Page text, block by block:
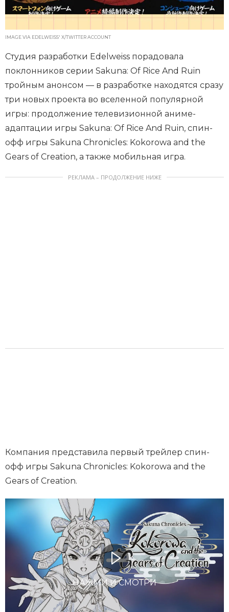
IMAGE VIA EDELWEISS' X/TWITTER ACCOUNT
Студия разработки Edelweiss порадовала
поклонников серии Sakuna: Of Rice And Ruin
тройным анонсом — в разработке находятся сразу
три новых проекта во вселенной популярной
игры: продолжение телевизионной аниме-
адаптации игры Sakuna: Of Rice And Ruin, спин-
офф игры Sakuna Chronicles: Kokorowa and the
Gears of Creation, а также мобильная игра.
РЕКЛАМА – ПРОДОЛЖЕНИЕ НИЖЕ
Компания представила первый трейлер спин-
офф игры Sakuna Chronicles: Kokorowa and the
Gears of Creation.
НАЖМИ И СМОТРИ